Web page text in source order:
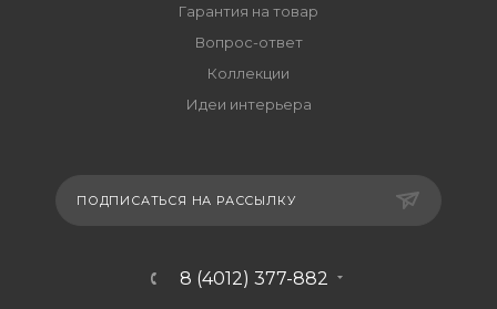
Гарантия на товар
Вопрос-ответ
Коллекции
Идеи интерьера
ПОДПИСАТЬСЯ НА РАССЫЛКУ
8 (4012) 377-882